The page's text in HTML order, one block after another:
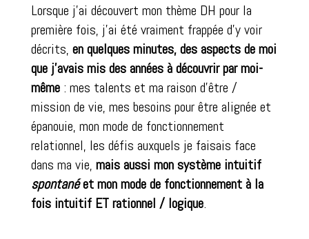
Lorsque j’ai découvert mon thème DH pour la
première fois, j’ai été vraiment frappée d’y voir
décrits, en quelques minutes, des aspects de moi
que j’avais mis des années à découvrir par moi-
même: mes talents et ma raison d’être /
mission de vie, mes besoins pour être alignée et
épanouie, mon mode de fonctionnement
relationnel, les défis auxquels je faisais face
dans ma vie, mais aussi mon système intuitif
spontanéet mon mode de fonctionnement à la
fois intuitif ET rationnel / logique.